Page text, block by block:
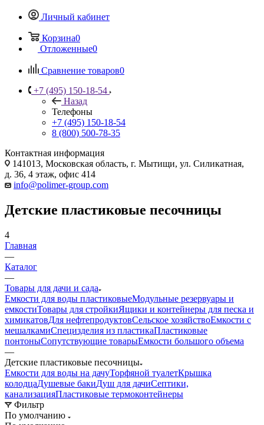
Личный кабинет
Корзина0
Отложенные0
Сравнение товаров0
+7 (495) 150-18-54
Назад
Телефоны
+7 (495) 150-18-54
8 (800) 500-78-35
Контактная информация
141013, Московская область, г. Мытищи, ул. Силикатная,
д. 36, 4 этаж, офис 414
info@polimer-group.com
Детские пластиковые песочницы
4
Главная
—
Каталог
—
Товары для дачи и сада
Емкости для воды пластиковыеМодульные резервуары и
емкостиТовары для стройкиЯщики и контейнеры для песка и
химикатовДля нефтепродуктовСельское хозяйствоЕмкости с
мешалкамиСпецизделия из пластикаПластиковые
понтоныСопутствующие товарыЕмкости большого объема
—
Детские пластиковые песочницы
Емкости для воды на дачуТорфяной туалетКрышка
колодцаДушевые бакиДуш для дачиСептики,
канализацияПластиковые термоконтейнеры
Фильтр
По умолчанию